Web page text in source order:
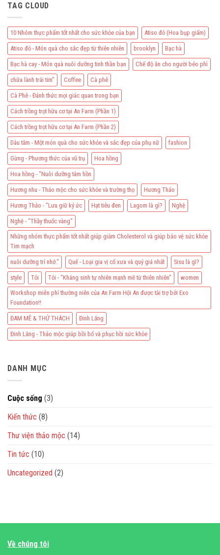
thích
nhất
giới
Một
món
sức
khỏe
và
sắc
đẹp
của
phụ
nữ
Đinh
Thảo
mộc
giúp
bồi
bổ
và
phục
hồi
sức
khỏe
TAG CLOUD
10 Nhóm thực phẩm tốt nhất cho sức khỏe của bạn Atiso đỏ (Hoa bụp giấm)
Atiso đỏ - Món quà cho sắc đẹp từ thiên nhiên brooklyn Bạc hà
Bạc hà cay - Món quà nuôi dưỡng tinh thần bạn Chế độ ăn cho người béo phì
chữa lành trái tim" Coffee Cà phê
Cà Phê - Đánh thức mọi giác quan trong bạn
Cách trồng trọt hữu cơ tại An Farm (Phần 1)
Cách trồng trọt hữu cơ tại An Farm (Phần 2)
Dâu tằm - Một món quà cho sức khỏe và sắc đẹp của phụ nữ fashion
Gừng - Phương thức của vũ trụ Hoa hồng
Hoa hồng - "Nuôi dưỡng tâm hồn
Hương nhu - Thảo mộc cho sức khỏe và trường thọ Hương Thảo
Hương Thảo - "Lưu giữ ký ức Hạt tiêu đen Lagom là gì? Nghệ
Nghệ - "Thầy thuốc vàng"
Những nhóm thực phẩm tốt nhất giúp giảm Cholesterol và giúp bảo vệ sức khỏe
Tim mạch
nuôi dưỡng trí nhớ." Quế - Loại gia vị cổ xưa và quý giá nhất Sisu là gì?
style Tỏi Tỏi - "Kháng sinh tự nhiên mạnh mẽ từ thiên nhiên" women
Workshop miễn phí thường niên của An Farm Hội An được tài trợ bởi Exo
Foundation!!
ĐAM MÊ & THỬ THÁCH Đinh Lăng
Đinh Lăng - Thảo mộc giúp bồi bổ và phục hồi sức khỏe
DANH MỤC
Cuộc sống (3)
Kiến thức (8)
Thư viện thảo mộc (14)
Tin tức (10)
Uncategorized (2)
Về chúng tôi